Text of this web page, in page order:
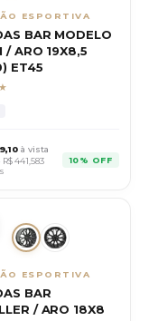
ESPORTIVA
BAR MODELO
/ ARO 19X8,5
ET45
à vista
R$441,583
10% OFF
ESPORTIVA
BAR
/ ARO 18X8